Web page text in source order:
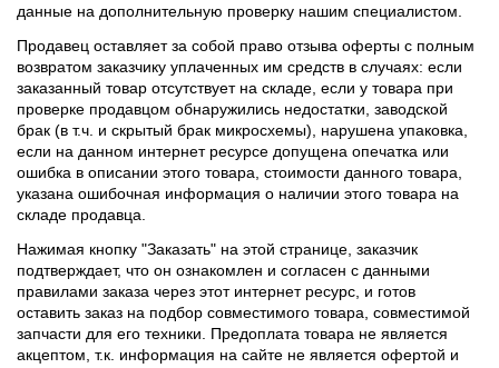
данные на дополнительную проверку нашим специалистом.
Продавец оставляет за собой право отзыва оферты с полным
возвратом заказчику уплаченных им средств в случаях: если
заказанный товар отсутствует на складе, если у товара при
проверке продавцом обнаружились недостатки, заводской
брак (в т.ч. и скрытый брак микросхемы), нарушена упаковка,
если на данном интернет ресурсе допущена опечатка или
ошибка в описании этого товара, стоимости данного товара,
указана ошибочная информация о наличии этого товара на
складе продавца.
Нажимая кнопку "Заказать" на этой странице, заказчик
подтверждает, что он ознакомлен и согласен с данными
правилами заказа через этот интернет ресурс, и готов
оставить заказ на подбор совместимого товара, совместимой
запчасти для его техники. Предоплата товара не является
акцептом, т.к. информация на сайте не является офертой и